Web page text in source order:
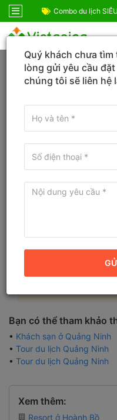
Combo du lịch
Trang chủ Quảng Ninh
Tìm khách sạn ở gần
Bản đồ
Không có kết quả
Bạn có thể tham khảo
• Khách sạn ở Quảng Ninh
• Tour du lịch Quảng Ninh
• Tour du lịch Quảng Ninh
Xem thêm:
Resort ở Hoành Bồ
Quý khách chưa
lòng gửi yêu cầu
chúng tôi sẽ liên hệ